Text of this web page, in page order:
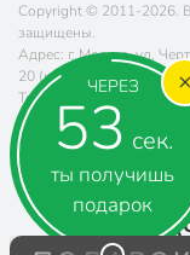
ЧЕРЕЗ
52 сек.
ты получишь
подарок
Copyright © 2011-2026.
защищены.
Адрес: г. Москва, ул.
20 (метро Южная)
Телефон:
8 (800) 770-
Почта:sales@poryadok.ru
8